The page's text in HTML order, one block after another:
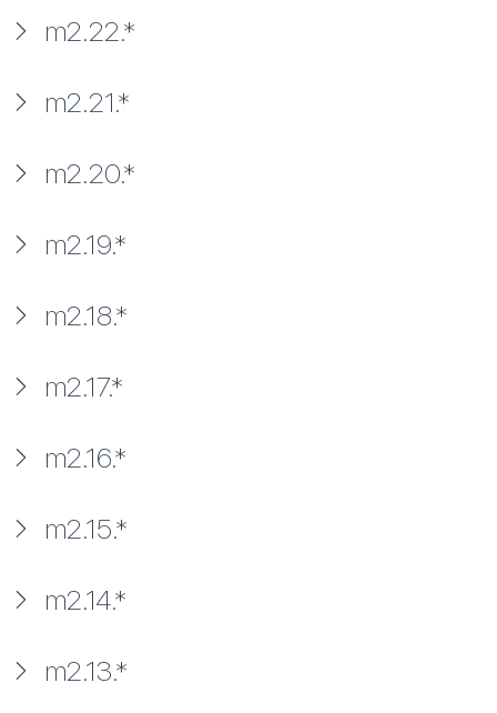
m2.22.*
m2.21.*
m2.20.*
m2.19.*
m2.18.*
m2.17.*
m2.16.*
m2.15.*
m2.14.*
m2.13.*